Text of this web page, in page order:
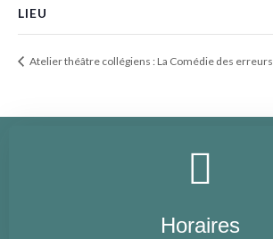
LIEU
Atelier théâtre collégiens : La Comédie des erreurs
Horaires